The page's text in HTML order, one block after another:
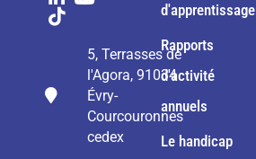
5, Terrasses de
l'Agora, 91034
Évry-
Courcouronnes
cedex
d'apprentissage
Rapports
d'activité
annuels
Le handicap